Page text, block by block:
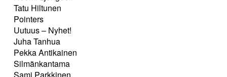
Tatu Hiltunen
Pointers
Uutuus – Nyhet!
Juha Tanhua
Pekka Antikainen
Silmänkantama
Sami Parkkinen